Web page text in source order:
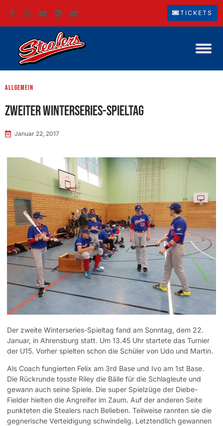
TICKETS
Allgemein
Zweiter Winterseries-Spieltag
Januar 22, 2017
Der zweite Winterseries-Spieltag fand am Sonntag, dem 22.
Januar, in Ahrensburg statt. Um 13.45 Uhr startete das Turnier
der U15. Vorher spielten schon die Schüler von Udo und Martin.
Als Coach fungierten Felix am 3rd Base und Ivo am 1st Base.
Die Rückrunde tosste Riley die Bälle für die Schlagleute und
gewann auch seine Spiele. Die super Spielzüge der Diebe-
Fielder hielten die Angreifer im Zaum. Auf der anderen Seite
punkteten die Stealers nach Belieben. Teilweise rannten sie die
gegnerische Verteidigung schwindelig. Letztendlich gewannen